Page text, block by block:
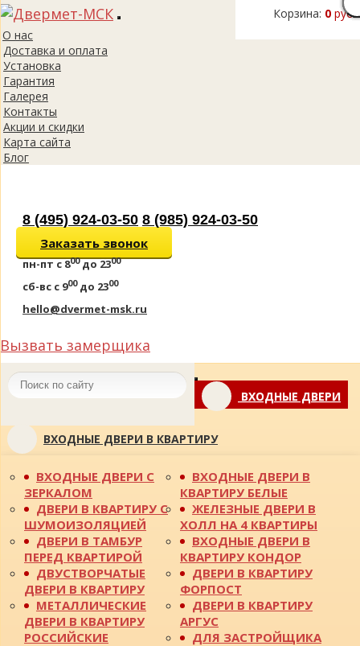
Корзина: 0 руб.
Toggle
О нас
Доставка и оплата
Установка
Гарантия
Галерея
Контакты
Акции и скидки
Карта сайта
Блог
8 (495) 924-03-50 8 (985) 924-03-50
Заказать звонок
пн-пт с 800до 2300
сб-вс с 900до 2300
hello@dvermet-msk.ru
Вызвать замерщика
Toggle
navigationВХОДНЫЕ ДВЕРИ
ВХОДНЫЕ ДВЕРИ В КВАРТИРУ
ВХОДНЫЕ ДВЕРИ С
ЗЕРКАЛОМ
ДВЕРИ В КВАРТИРУ С
ШУМОИЗОЛЯЦИЕЙ
ДВЕРИ В ТАМБУР
ПЕРЕД КВАРТИРОЙ
ДВУСТВОРЧАТЫЕ
ДВЕРИ В КВАРТИРУ
МЕТАЛЛИЧЕСКИЕ
ДВЕРИ В КВАРТИРУ
РОССИЙСКИЕ
ВХОДНЫЕ ДВЕРИ В
КВАРТИРУ БЕЛЫЕ
ЖЕЛЕЗНЫЕ ДВЕРИ В
ХОЛЛ НА 4 КВАРТИРЫ
ВХОДНЫЕ ДВЕРИ В
КВАРТИРУ КОНДОР
ДВЕРИ В КВАРТИРУ
ФОРПОСТ
ДВЕРИ В КВАРТИРУ
АРГУС
ДЛЯ ЗАСТРОЙЩИКА